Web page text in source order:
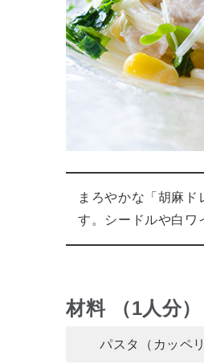
まろやかな「胡麻
す。シードルや白ワ
材料 （1人分）
パスタ（カッペ